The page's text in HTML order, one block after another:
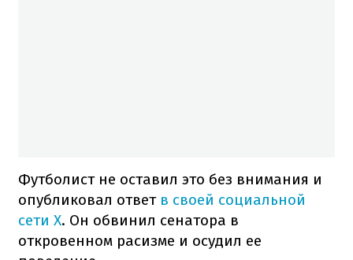
Футболист не оставил это без внимания и
опубликовал ответ в своей социальной
сети X. Он обвинил сенатора в
откровенном расизме и осудил ее